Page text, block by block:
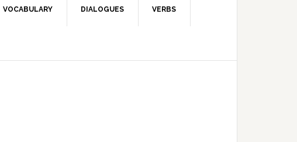
VOCABULARY DIALOGUES VERBS